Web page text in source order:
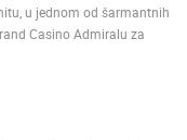
u jednom od šarmantnih
Casino Admiralu za